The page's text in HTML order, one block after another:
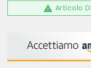
 Articolo